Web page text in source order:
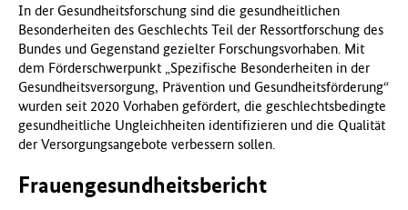
t
(
B
M
G
)
In der Gesundheitsforschung sind die gesundheitlichen
Besonderheiten des Geschlechts Teil der Ressortforschung des
Bundes und Gegenstand gezielter Forschungsvorhaben. Mit
dem Förderschwerpunkt „Spezifische Besonderheiten in der
Gesundheitsversorgung, Prävention und Gesundheitsförderung“
wurden seit 2020 Vorhaben gefördert, die geschlechtsbedingte
gesundheitliche Ungleichheiten identifizieren und die Qualität
der Versorgungsangebote verbessern sollen.
Frauengesundheitsbericht